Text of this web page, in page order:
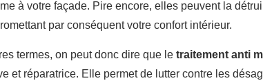
à votre façade. Pire encore, elles peuvent la
par conséquent votre confort intérieur.
termes, on peut donc dire que le traitement anti
et réparatrice. Elle permet de lutter contre les